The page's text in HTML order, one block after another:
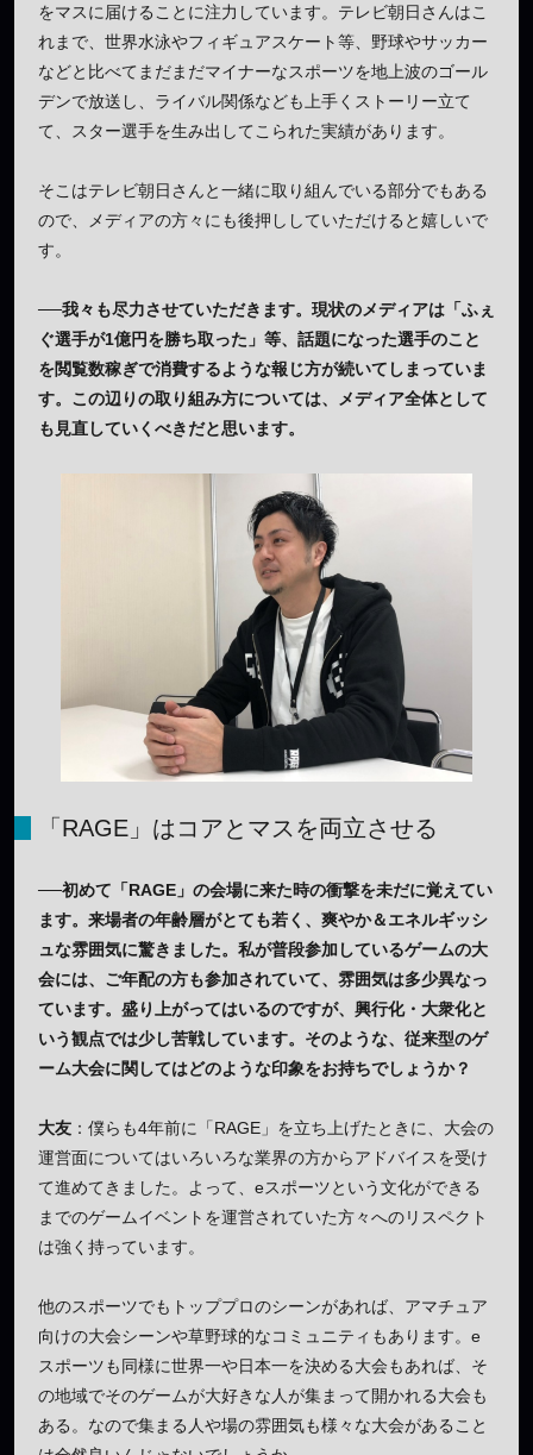
をマスに届けることに注力しています。テレビ朝日さんはこ
れまで、世界水泳やフィギュアスケート等、野球やサッカー
などと比べてまだまだマイナーなスポーツを地上波のゴール
デンで放送し、ライバル関係なども上手くストーリー立て
て、スター選手を生み出してこられた実績があります。
そこはテレビ朝日さんと一緒に取り組んでいる部分でもある
ので、メディアの方々にも後押ししていただけると嬉しいで
す。
──我々も尽力させていただきます。現状のメディアは「ふぇ
ぐ選手が1億円を勝ち取った」等、話題になった選手のこと
を閲覧数稼ぎで消費するような報じ方が続いてしまっていま
す。この辺りの取り組み方については、メディア全体として
も見直していくべきだと思います。
「RAGE」はコアとマスを両立させる
──初めて「RAGE」の会場に来た時の衝撃を未だに覚えてい
ます。来場者の年齢層がとても若く、爽やか＆エネルギッシ
ュな雰囲気に驚きました。私が普段参加しているゲームの大
会には、ご年配の方も参加されていて、雰囲気は多少異なっ
ています。盛り上がってはいるのですが、興行化・大衆化と
いう観点では少し苦戦しています。そのような、従来型のゲ
ーム大会に関してはどのような印象をお持ちでしょうか？
大友 ：僕らも4年前に「RAGE」を立ち上げたときに、大会の
運営面についてはいろいろな業界の方からアドバイスを受け
て進めてきました。よって、eスポーツという文化ができる
までのゲームイベントを運営されていた方々へのリスペクト
は強く持っています。
他のスポーツでもトッププロのシーンがあれば、アマチュア
向けの大会シーンや草野球的なコミュニティもあります。e
スポーツも同様に世界一や日本一を決める大会もあれば、そ
の地域でそのゲームが大好きな人が集まって開かれる大会も
ある。なので集まる人や場の雰囲気も様々な大会があること